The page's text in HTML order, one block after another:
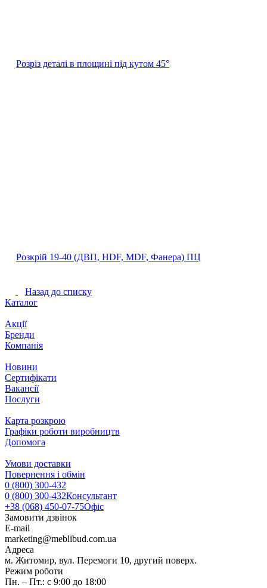
Розріз деталі в площині під кутом 45°
Розкрій 19‐40 (ДВП, HDF, MDF, Фанера) ПЦ
Назад до списку
Каталог
Акції
Бренди
Компанія
Новини
Сертифікати
Вакансії
Послуги
Карта розкрою
Графіки роботи виробництв
Допомога
Умови доставки
Повернення і обмін
0 (800) 300-432
0 (800) 300-432Консультант
+38 (068) 450-07-75Офіс
Замовити дзвінок
E-mail
marketing@meblibud.com.ua
Адреса
м. Житомир, вул. Перемоги 10, другий поверх.
Режим роботи
Пн. – Пт.: с 9:00 до 18:00